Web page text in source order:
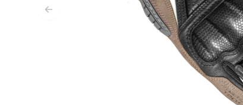
FUNKTIONSBEKLEIDUNG